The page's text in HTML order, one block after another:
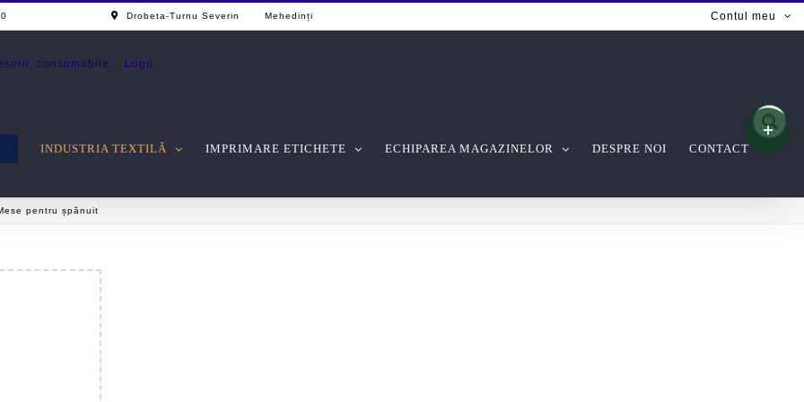
- 17.00 Drobeta-Turnu Severin Mehedinți Contul meu
INDUSTRIA TEXTILĂ IMPRIMARE ETICHETE ECHIPAREA MAGAZINELOR DESPRE NOI CONTACT
pentru șpănuit
Toggle
Sliding
Bar
Area